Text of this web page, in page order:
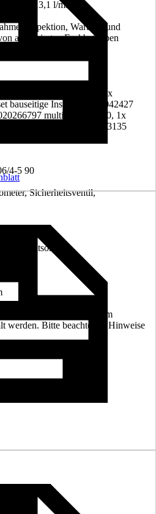
35°) 13,1 l/min
Inspektion, Wartung und
autorisierten Fachbetrieben
VSC 206/4-5 90, 1x
bauseitige Inst., 1x 0020042427
multiMATIC 700, 1x
Set Brennwert, 1x 0020063135
Ø 80 PP, 1x 303963
4-5 90
Sicherheitsventil,
zur Entsorgung
des Elektro-Geräts kann im
werden. Bitte beachte die Hinweise